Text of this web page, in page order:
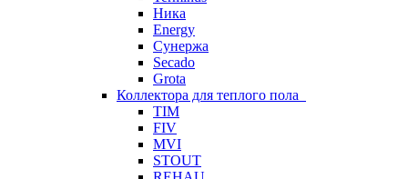
Ника
Energy
Сунержа
Secado
Grota
Коллектора для теплого пола
TIM
FIV
MVI
STOUT